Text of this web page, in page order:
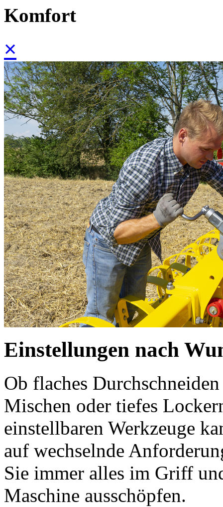
Komfort
×
Einstellungen nach
Ob flaches
Mischen oder tiefes
einstellbaren Werkzeuge
auf wechselnde
Sie immer alles im Griff
Maschine ausschöpfen.